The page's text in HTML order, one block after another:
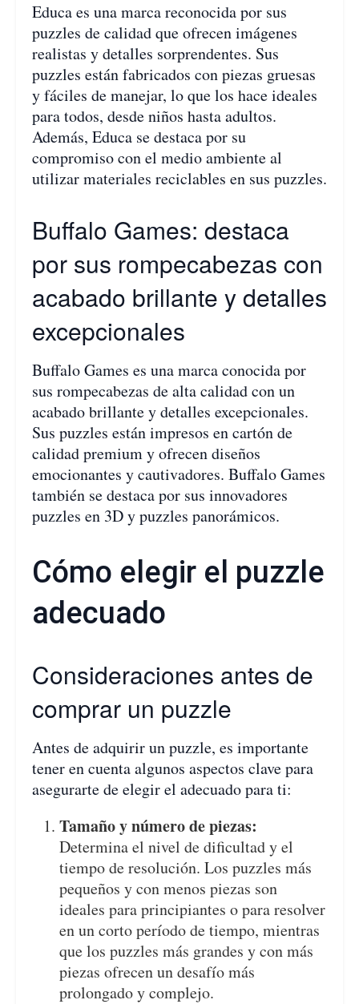
Educa es una marca reconocida por sus
puzzles de calidad que ofrecen imágenes
realistas y detalles sorprendentes. Sus
puzzles están fabricados con piezas gruesas
y fáciles de manejar, lo que los hace ideales
para todos, desde niños hasta adultos.
Además, Educa se destaca por su
compromiso con el medio ambiente al
utilizar materiales reciclables en sus puzzles.
Buffalo Games: destaca
por sus rompecabezas con
acabado brillante y detalles
excepcionales
Buffalo Games es una marca conocida por
sus rompecabezas de alta calidad con un
acabado brillante y detalles excepcionales.
Sus puzzles están impresos en cartón de
calidad premium y ofrecen diseños
emocionantes y cautivadores. Buffalo Games
también se destaca por sus innovadores
puzzles en 3D y puzzles panorámicos.
Cómo elegir el puzzle
adecuado
Consideraciones antes de
comprar un puzzle
Antes de adquirir un puzzle, es importante
tener en cuenta algunos aspectos clave para
asegurarte de elegir el adecuado para ti:
Tamaño y número de piezas:
Determina el nivel de dificultad y el
tiempo de resolución. Los puzzles más
pequeños y con menos piezas son
ideales para principiantes o para resolver
en un corto período de tiempo, mientras
que los puzzles más grandes y con más
piezas ofrecen un desafío más
prolongado y complejo.